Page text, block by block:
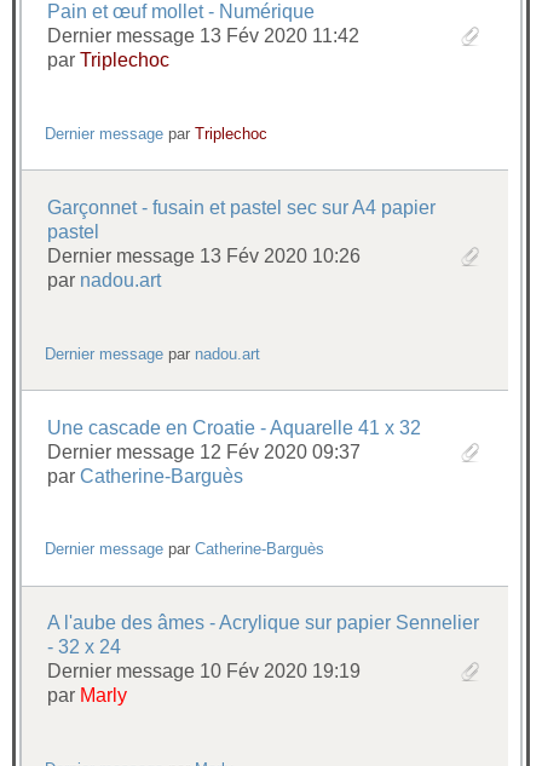
Pain et œuf mollet - Numérique
Dernier message 13 Fév 2020 11:42
par Triplechoc
Dernier message parTriplechoc
Garçonnet - fusain et pastel sec sur A4 papier
pastel
Dernier message 13 Fév 2020 10:26
par nadou.art
Dernier message par nadou.art
Une cascade en Croatie - Aquarelle 41 x 32
Dernier message 12 Fév 2020 09:37
par Catherine-Barguès
Dernier message parCatherine-Barguès
A l'aube des âmes - Acrylique sur papier Sennelier
- 32 x 24
Dernier message 10 Fév 2020 19:19
par Marly